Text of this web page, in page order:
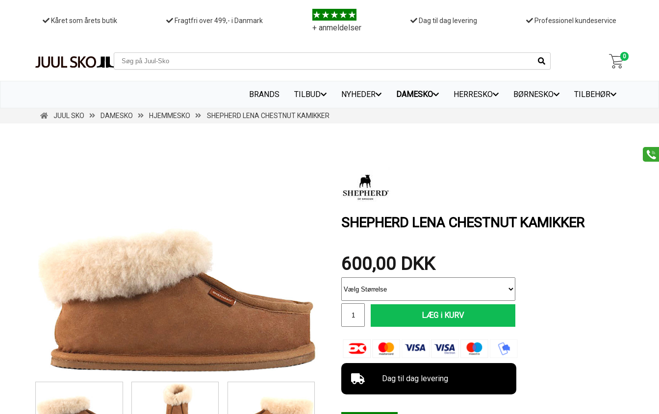
SHEPHERD LENA CHESTNUT KAMIKKER
600,00 DKK
LÆG i KURV
Dag til dag levering
BRANDS TILBUD NYHEDER DAMESKO HERRESKO BØRNESKO TILBEHØR
0
Kåret som årets butik Fragtfri over 499,- i Danmark
+ anmeldelser
Dag til dag levering Professionel kundeservice
JUUL SKO DAMESKO HJEMMESKO SHEPHERD LENA CHESTNUT KAMIKKER